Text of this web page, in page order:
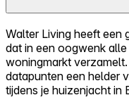
Walter Living heeft een
dat in een oogwenk
woningmarkt
datapunten een helder
tijdens je huizenjacht in